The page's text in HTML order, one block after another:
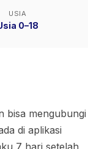
USIA
0–18
bisa mengubungi
di aplikasi
7 hari setelah